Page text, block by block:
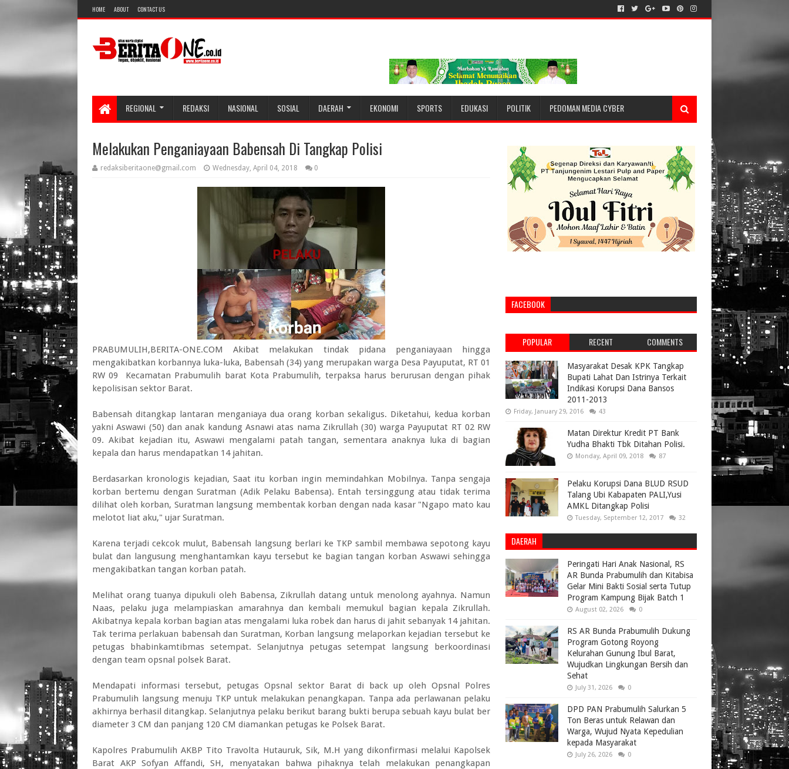
HOME ABOUT CONTACT US
REGIONAL REDAKSI NASIONAL SOSIAL DAERAH EKONOMI SPORTS EDUKASI POLITIK PEDOMAN MEDIA CYBER
Melakukan Penganiayaan Babensah Di Tangkap Polisi
redaksiberitaone@gmail.com Wednesday, April 04, 2018 0
PRABUMULIH,BERITA-ONE.COM Akibat melakukan tindak pidana penganiayaan hingga
mengakibatkan korbannya luka-luka, Babensah (34) yang merupakan warga Desa Payuputat, RT 01
RW 09 Kecamatan Prabumulih barat Kota Prabumulih, terpaksa harus berurusan dengan pihak
kepolisisan sektor Barat.
Babensah ditangkap lantaran menganiaya dua orang korban sekaligus. Diketahui, kedua korban
yakni Aswawi (50) dan anak kandung Asnawi atas nama Zikrullah (30) warga Payuputat RT 02 RW
09. Akibat kejadian itu, Aswawi mengalami patah tangan, sementara anaknya luka di bagian
kepala dan harus mendapatkan 14 jahitan.
Berdasarkan kronologis kejadian, Saat itu korban ingin memindahkan Mobilnya. Tanpa sengaja
korban bertemu dengan Suratman (Adik Pelaku Babensa). Entah tersinggung atau tidak terima
dilihat oleh korban, Suratman langsung membentak korban dengan nada kasar "Ngapo mato kau
melotot liat aku," ujar Suratman.
Karena terjadi cekcok mulut, Babensah langsung berlari ke TKP sambil membawa sepotong kayu
bulat dan langusung menghantamkan kayu tersebut ke bagian tangan korban Aswawi sehingga
mengakibatkan tangan korban patah.
Melihat orang tuanya dipukuli oleh Babensa, Zikrullah datang untuk menolong ayahnya. Namun
Naas, pelaku juga melampiaskan amarahnya dan kembali memukul bagian kepala Zikrullah.
Akibatnya kepala korban bagian atas mengalami luka robek dan harus di jahit sebanyak 14 jahitan.
Tak terima perlakuan babensah dan Suratman, Korban langsung melaporkan kejadian tersebut ke
petugas bhabinkamtibmas setempat. Selanjutnya petugas setempat langsung berkoordinasi
dengan team opsnal polsek Barat.
Mendapati informasi tersebut, petugas Opsnal sektor Barat di back up oleh Opsnal Polres
Prabumulih langsung menuju TKP untuk melakukan penangkapan. Tanpa ada perlawanan pelaku
akhirnya berhasil ditangkap. Selanjutnya pelaku berikut barang bukti berupa sebuah kayu bulat ber
diameter 3 CM dan panjang 120 CM diamankan petugas ke Polsek Barat.
Kapolres Prabumulih AKBP Tito Travolta Hutauruk, Sik, M.H yang dikonfirmasi melalui Kapolsek
Barat AKP Sofyan Affandi, SH, menyatakan bahwa pihaknya telah melakukan penangkapan
FACEBOOK
POPULAR RECENT COMMENTS
Masyarakat Desak KPK Tangkap
Bupati Lahat Dan Istrinya Terkait
Indikasi Korupsi Dana Bansos
2011-2013
Friday, January 29, 2016 43
Matan Direktur Kredit PT Bank
Yudha Bhakti Tbk Ditahan Polisi.
Monday, April 09, 2018 87
Pelaku Korupsi Dana BLUD RSUD
Talang Ubi Kabapaten PALI,Yusi
AMKL Ditangkap Polisi
Tuesday, September 12, 2017 32
DAERAH
Peringati Hari Anak Nasional, RS
AR Bunda Prabumulih dan Kitabisa
Gelar Mini Bakti Sosial serta Tutup
Program Kampung Bijak Batch 1
August 02, 2026 0
RS AR Bunda Prabumulih Dukung
Program Gotong Royong
Kelurahan Gunung Ibul Barat,
Wujudkan Lingkungan Bersih dan
Sehat
July 31, 2026 0
DPD PAN Prabumulih Salurkan 5
Ton Beras untuk Relawan dan
Warga, Wujud Nyata Kepedulian
kepada Masyarakat
July 26, 2026 0